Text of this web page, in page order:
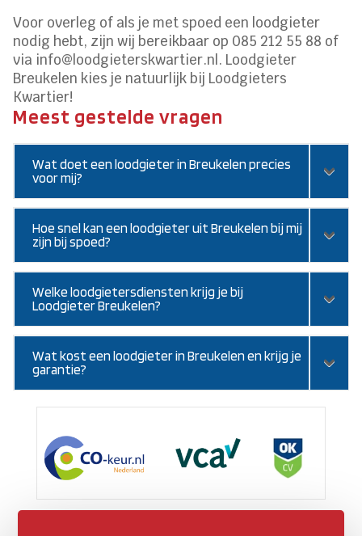
Voor overleg of als je met spoed een loodgieter
nodig hebt, zijn wij bereikbaar op 085 212 55 88 of
via info@loodgieterskwartier.nl. Loodgieter
Breukelen kies je natuurlijk bij Loodgieters
Kwartier!
Meest gestelde vragen
Wat doet een loodgieter in Breukelen precies
voor mij?
Hoe snel kan een loodgieter uit Breukelen bij mij
zijn bij spoed?
Welke loodgietersdiensten krijg je bij
Loodgieter Breukelen?
Wat kost een loodgieter in Breukelen en krijg je
garantie?